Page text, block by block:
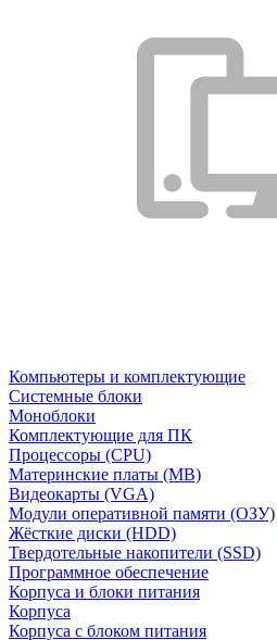
Компьютеры и комплектующие
Системные блоки
Моноблоки
Комплектующие для ПК
Процессоры (CPU)
Материнские платы (MB)
Видеокарты (VGA)
Модули оперативной памяти (ОЗУ)
Жёсткие диски (HDD)
Твердотельные накопители (SSD)
Программное обеспечение
Корпуса и блоки питания
Корпуса
Корпуса с блоком питания